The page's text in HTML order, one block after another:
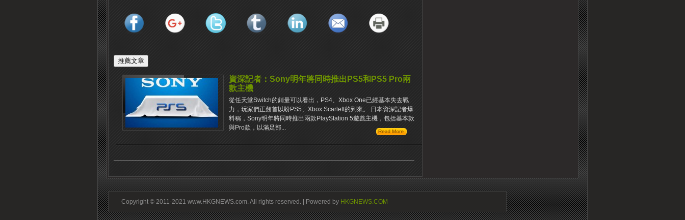
資深記者：Sony明年將同時推出PS5和PS5 Pro兩
款主機
從任天堂Switch的銷量可以看出，PS4、Xbox One已經基本失去戰
力，玩家們正翹首以盼PS5、Xbox Scarlett的到來。 日本資深記者爆
料稱，Sony明年將同時推出兩款PlayStation 5遊戲主機，包括基本款
與Pro款，以滿足部...
Copyright © 2011-2021 www.HKGNEWS.com. All rights reserved. | Powered by HKGNEWS.COM